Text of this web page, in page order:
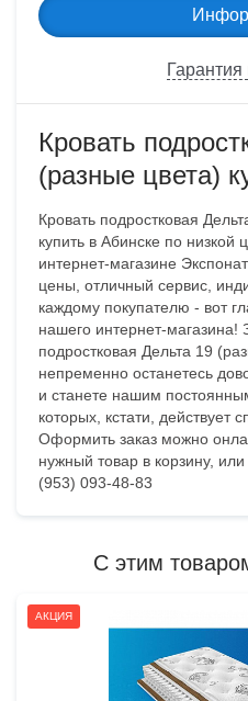
Гарантия
Кровать
(разные цвета)
Кровать подростковая
купить в Абинске по низкой
интернет-магазине
цены, отличный сервис,
каждому покупателю - вот
нашего интернет-магазина!
подростковая Дельта 19
непременно останетесь
и станете нашим
которых, кстати, действует
Оформить заказ можно
нужный товар в корзину,
(953) 093-48-83
С этим
АКЦИЯ